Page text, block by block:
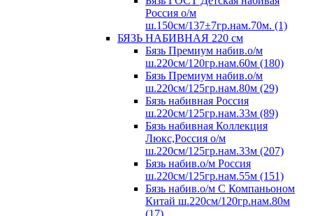
Россия о/м
ш.150см/137±7гр.нам.70м. (1)
БЯЗЬ НАБИВНАЯ 220 см
Бязь Премиум набив.о/м
ш.220см/120гр.нам.60м (180)
Бязь Премиум набив.о/м
ш.220см/125гр.нам.80м (29)
Бязь набивная Россия
ш.220см/125гр.нам.33м (89)
Бязь набивная Коллекция
Люкс,Россия о/м
ш.220см/125гр.нам.33м (207)
Бязь набив.о/м Россия
ш.220см/125гр.нам.55м (151)
Бязь набив.о/м С Компаньоном
Китай ш.220см/120гр.нам.80м
(17)